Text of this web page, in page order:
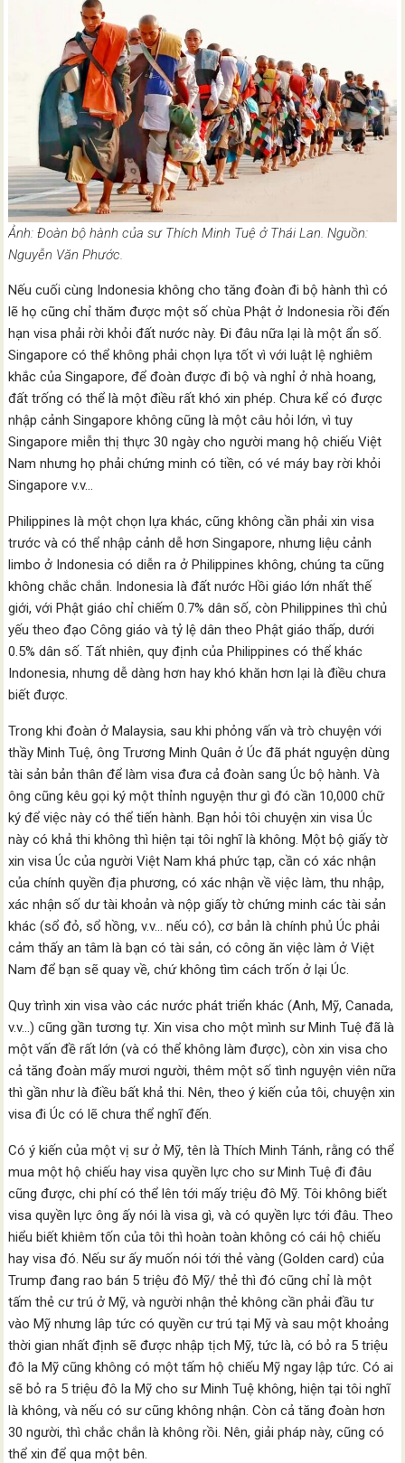
Ảnh: Đoàn bộ hành của sư Thích Minh Tuệ ở Thái Lan. Nguồn:
Nguyễn Văn Phước.
Nếu cuối cùng Indonesia không cho tăng đoàn đi bộ hành thì có
lẽ họ cũng chỉ thăm được một số chùa Phật ở Indonesia rồi đến
hạn visa phải rời khỏi đất nước này. Đi đâu nữa lại là một ẩn số.
Singapore có thể không phải chọn lựa tốt vì với luật lệ nghiêm
khắc của Singapore, để đoàn được đi bộ và nghỉ ở nhà hoang,
đất trống có thể là một điều rất khó xin phép. Chưa kể có được
nhập cảnh Singapore không cũng là một câu hỏi lớn, vì tuy
Singapore miễn thị thực 30 ngày cho người mang hộ chiếu Việt
Nam nhưng họ phải chứng minh có tiền, có vé máy bay rời khỏi
Singapore v.v…
Philippines là một chọn lựa khác, cũng không cần phải xin visa
trước và có thể nhập cảnh dễ hơn Singapore, nhưng liệu cảnh
limbo ở Indonesia có diễn ra ở Philippines không, chúng ta cũng
không chắc chắn. Indonesia là đất nước Hồi giáo lớn nhất thế
giới, với Phật giáo chỉ chiếm 0.7% dân số, còn Philippines thì chủ
yếu theo đạo Công giáo và tỷ lệ dân theo Phật giáo thấp, dưới
0.5% dân số. Tất nhiên, quy định của Philippines có thể khác
Indonesia, nhưng dễ dàng hơn hay khó khăn hơn lại là điều chưa
biết được.
Trong khi đoàn ở Malaysia, sau khi phỏng vấn và trò chuyện với
thầy Minh Tuệ, ông Trương Minh Quân ở Úc đã phát nguyện dùng
tài sản bản thân để làm visa đưa cả đoàn sang Úc bộ hành. Và
ông cũng kêu gọi ký một thỉnh nguyện thư gì đó cần 10,000 chữ
ký để việc này có thể tiến hành. Bạn hỏi tôi chuyện xin visa Úc
này có khả thi không thì hiện tại tôi nghĩ là không. Một bộ giấy tờ
xin visa Úc của người Việt Nam khá phức tạp, cần có xác nhận
của chính quyền địa phương, có xác nhận về việc làm, thu nhập,
xác nhận số dư tài khoản và nộp giấy tờ chứng minh các tài sản
khác (sổ đỏ, sổ hồng, v.v… nếu có), cơ bản là chính phủ Úc phải
cảm thấy an tâm là bạn có tài sản, có công ăn việc làm ở Việt
Nam để bạn sẽ quay về, chứ không tìm cách trốn ở lại Úc.
Quy trình xin visa vào các nước phát triển khác (Anh, Mỹ, Canada,
v.v…) cũng gần tương tự. Xin visa cho một mình sư Minh Tuệ đã là
một vấn đề rất lớn (và có thể không làm được), còn xin visa cho
cả tăng đoàn mấy mươi người, thêm một số tình nguyện viên nữa
thì gần như là điều bất khả thi. Nên, theo ý kiến của tôi, chuyện xin
visa đi Úc có lẽ chưa thể nghĩ đến.
Có ý kiến của một vị sư ở Mỹ, tên là Thích Minh Tánh, rằng có thể
mua một hộ chiếu hay visa quyền lực cho sư Minh Tuệ đi đâu
cũng được, chi phí có thể lên tới mấy triệu đô Mỹ. Tôi không biết
visa quyền lực ông ấy nói là visa gì, và có quyền lực tới đâu. Theo
hiểu biết khiêm tốn của tôi thì hoàn toàn không có cái hộ chiếu
hay visa đó. Nếu sư ấy muốn nói tới thẻ vàng (Golden card) của
Trump đang rao bán 5 triệu đô Mỹ/ thẻ thì đó cũng chỉ là một
tấm thẻ cư trú ở Mỹ, và người nhận thẻ không cần phải đầu tư
vào Mỹ nhưng lâp tức có quyền cư trú tại Mỹ và sau một khoảng
thời gian nhất định sẽ được nhập tịch Mỹ, tức là, có bỏ ra 5 triệu
đô la Mỹ cũng không có một tấm hộ chiếu Mỹ ngay lập tức. Có ai
sẽ bỏ ra 5 triệu đô la Mỹ cho sư Minh Tuệ không, hiện tại tôi nghĩ
là không, và nếu có sư cũng không nhận. Còn cả tăng đoàn hơn
30 người, thì chắc chắn là không rồi. Nên, giải pháp này, cũng có
thể xin để qua một bên.